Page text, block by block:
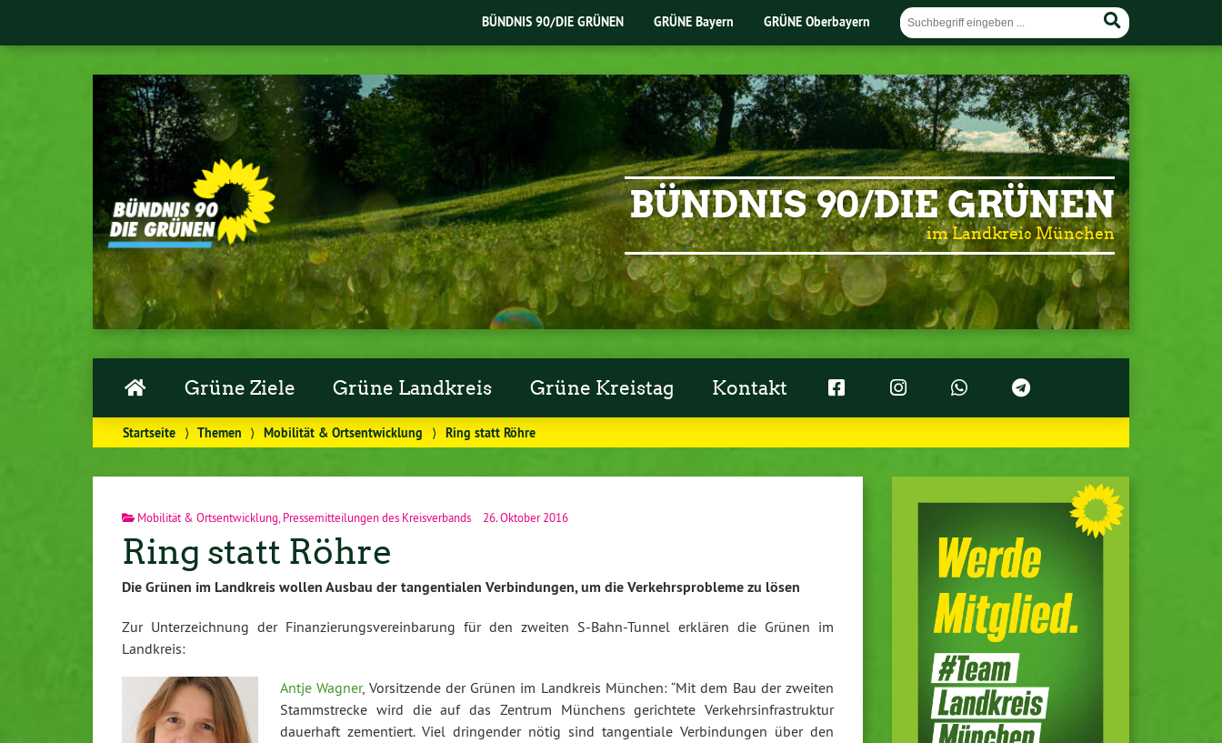
BÜNDNIS 90/DIE GRÜNEN GRÜNE Bayern GRÜNE Oberbayern
BÜNDNIS 90/DIE GRÜNEN
im Landkreis München
Grüne Ziele Grüne Landkreis Grüne Kreistag Kontakt
Startseite ⟩ Themen ⟩ Mobilität & Ortsentwicklung ⟩ Ring statt Röhre
Mobilität & Ortsentwicklung Pressemitteilungen des Kreisverbands 26. Oktober 2016
Ring statt Röhre
Die Grünen im Landkreis wollen Ausbau der tan­gen­tia­len Ver­bin­dun­gen, um die Ver­kehrs­pro­ble­me zu lösen
Zur Un­ter­zeich­nung der Fi­nan­zie­rungs­ver­ein­ba­rung für den zweiten S-Bahn-Tun­nel erklären die Grünen im
Landkreis:
Antje Wagner, Vor­sit­zen­de der Grünen im Landkreis München: “Mit dem Bau der zweiten
Stamm­stre­cke wird die auf das Zentrum Münchens ge­rich­te­te Ver­kehrs­in­fra­struk­tur
dauerhaft ze­men­tiert. Viel drin­gen­der nötig sind tan­gen­tia­le Ver­bin­dun­gen über den